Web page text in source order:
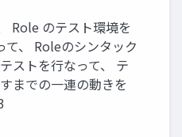
Role のテスト環境を
て、 Roleのシンタック
ストを行なって、 テ
までの一連の動きを